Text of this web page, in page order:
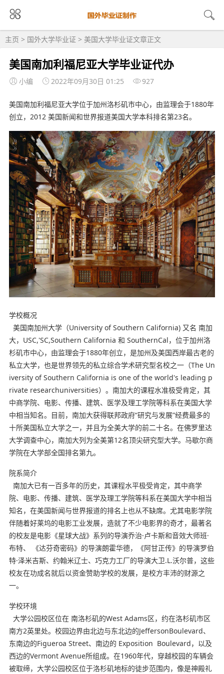
主页 > 国外大学毕业证 > 美国大学毕业证文章正文
美国南加利福尼亚大学毕业证代办
小编 2022年09月30日 01:25 927
美国南加利福尼亚大学位于加州洛杉矶市中心，由监理会于1880年
创立，2012 美国新闻和世界报道美国大学本科排名第23名。
学校概况
美国南加州大学（University of Southern California) 又名 南加
大，USC,'SC,Southern California 和 SouthernCal，位于加州洛
杉矶市中心，由监理会于1880年创立，是加州及美国西岸最古老的
私立大学，也是世界领先的私立综合学术研究型名校之一（The Un
iversity of Southern California is one of the world's leading p
rivate researchuniversities）。南加大的课程水准极受肯定，其
中商学院、电影、传播、建筑、医学及理工学院等科系在美国大学
中相当知名。目前，南加大获得联邦政府“研究与发展”经费最多的
十所美国私立大学之一，并且为全美大学的前二十名。在佛罗里达
大学调查中心，南加大列为全美第12名顶尖研究型大学。马歇尔商
学院在大学部全国排名第九。
院系简介
南加大已有一百多年的历史，其课程水平极受肯定，其中商学
院、电影、传播、建筑、医学及理工学院等科系在美国大学中相当
知名，在美国新闻与世界报道的排名上也从不缺席。尤其电影学院
伴随着好莱坞的电影工业发展，造就了不少电影界的奇才，最著名
的校友是电影《星球大战》系列的导演乔治·卢卡斯和音效大师班·
布特、 《达芬奇密码》的导演朗霍华德，《阿甘正传》的导演罗伯
特·泽米吉斯、约翰米辽士、巧克力工厂的导演大卫.L.沃尔普，这些
校友在功成名就后以资金赞助学校的发展，是校方丰沛的财源之
一。
学校环境
大学公园校区位在 南洛杉矶的West Adams区，约在洛杉矶市区
南方2英里处。校园边界由北边与东北边的JeffersonBoulevard、
东南边的Figueroa Street、南边的 Exposition Boulevard，以及
西边的Vermont Avenue所组成。在1960年代，穿越校园的车辆会
被取缔，大学公园校区位于洛杉矶地标的徒步范围内，像是神殿礼